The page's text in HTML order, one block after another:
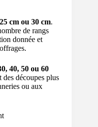
cm ou 30 cm.
de rangs
donnée et
40, 50 ou 60
des découpes plus
ou aux